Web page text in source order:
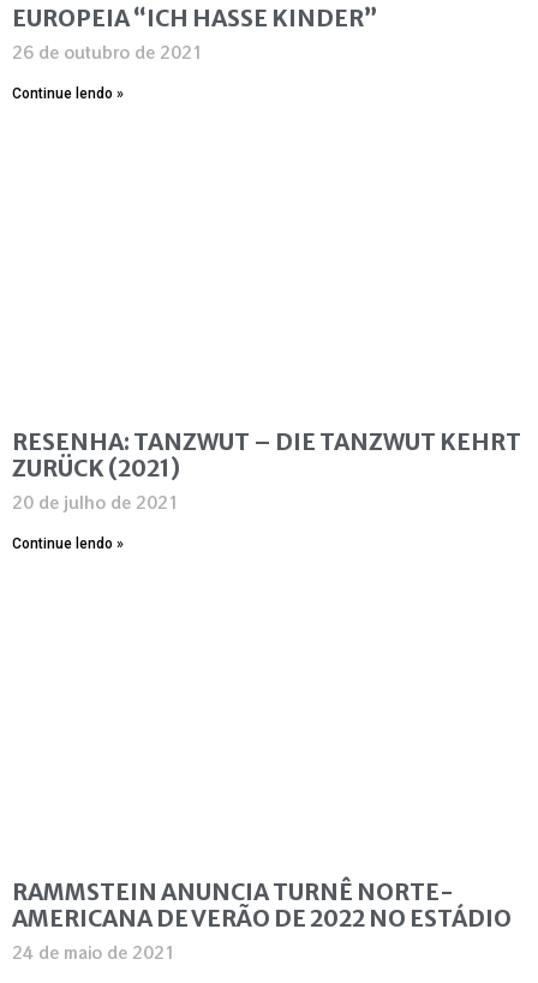
EUROPEIA “ICH HASSE KINDER”
26 de outubro de 2021
Continue lendo »
RESENHA: TANZWUT – DIE TANZWUT KEHRT
ZURÜCK (2021)
20 de julho de 2021
Continue lendo »
RAMMSTEIN ANUNCIA TURNÊ NORTE-
AMERICANA DE VERÃO DE 2022 NO ESTÁDIO
24 de maio de 2021